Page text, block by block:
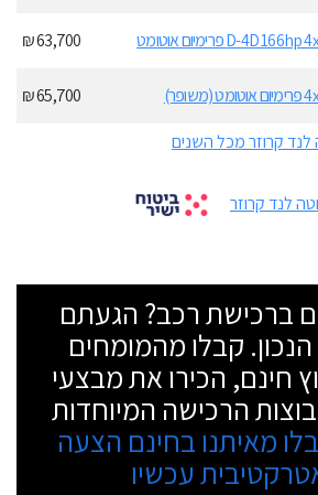
63,700 ₪
65,700 ₪
לנד קרוזר מכל השנים
לנד קרוזר
ברכישת רכב? הגעתם
קבלו מהמומחים
חינם, הכירו את מבצעי
הרכישה המיוחדות
מאיתנו בחינם הצעה
עכשיו